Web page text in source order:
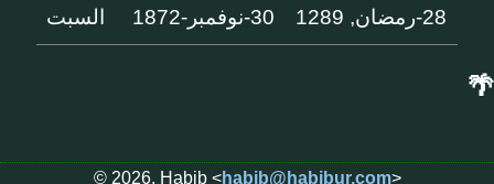
28-رمضان, 1289 30-نوفمبر-1872 السبت
🌴
© 2026, Habib <habib@habibur.com>